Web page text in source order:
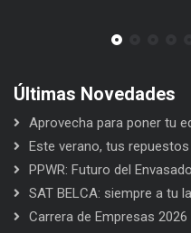
Últimas Novedades
Aprovecha para poner tu
Este verano, tus
PPWR: Futuro del Envasado
SAT BELCA: siempre a tu
Carrera de Empresas